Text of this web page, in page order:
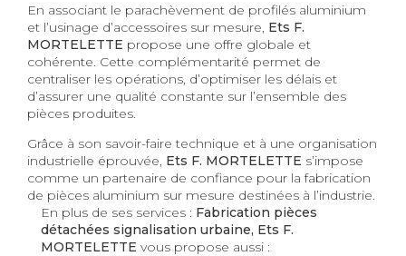
En associant le parachèvement de profilés aluminium
et l’usinage d’accessoires sur mesure, Ets F.
MORTELETTE propose une offre globale et
cohérente. Cette complémentarité permet de
centraliser les opérations, d’optimiser les délais et
d’assurer une qualité constante sur l’ensemble des
pièces produites.
Grâce à son savoir-faire technique et à une organisation
industrielle éprouvée, Ets F. MORTELETTE s’impose
comme un partenaire de confiance pour la fabrication
de pièces aluminium sur mesure destinées à l’industrie.
En plus de ses services : Fabrication pièces
détachées signalisation urbaine, Ets F.
MORTELETTE vous propose aussi :